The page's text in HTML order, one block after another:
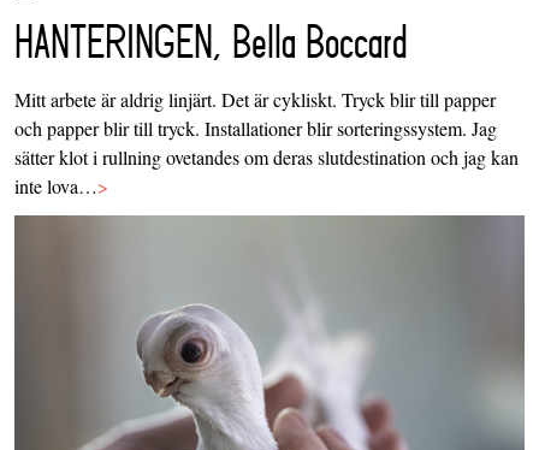
HANTERINGEN, Bella Boccard
Mitt arbete är aldrig linjärt. Det är cykliskt. Tryck blir till papper
och papper blir till tryck. Installationer blir sorteringssystem. Jag
sätter klot i rullning ovetandes om deras slutdestination och jag kan
inte lova…>